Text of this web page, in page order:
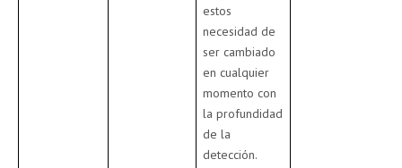
estos
necesidad de
ser cambiado
en cualquier
momento con
la profundidad
de la
detección.